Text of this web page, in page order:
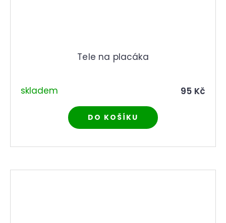
Tele na placáka
skladem 95 Kč
DO KOŠÍKU